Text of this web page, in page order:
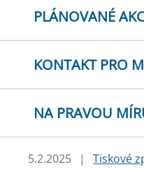
PLÁNOVANÉ
KONTAKT PRO
NA PRAVOU
5.2.2025 | Tiskové